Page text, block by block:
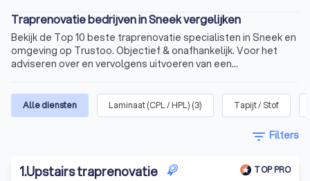
Traprenovatie bedrijven in Sneek vergelijken
Bekijk de Top 10 beste traprenovatie specialisten in Sneek en
omgeving op Trustoo. Objectief & onafhankelijk. Voor het
adviseren over en vervolgens uitvoeren van een
Alle diensten Laminaat (CPL / HPL) (3) Tapijt / Stof
filter_list Filters
1.Upstairs traprenovatie TOP PRO